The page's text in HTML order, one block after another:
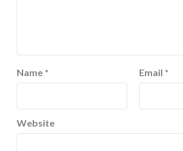
Name * Email *
Website